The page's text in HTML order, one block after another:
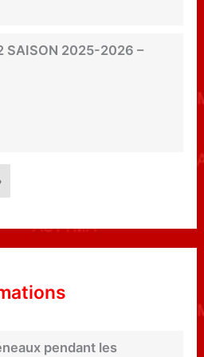
SAISON 2025-2026 –
pendant les